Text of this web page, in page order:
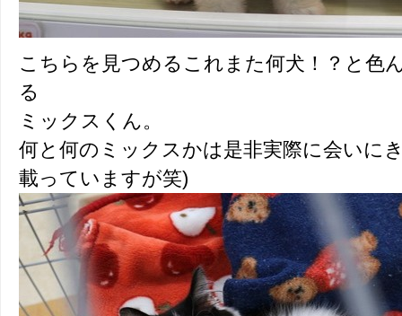
こちらを見つめるこれまた何犬！？と色
る
ミックスくん。
何と何のミックスかは是非実際に会いに
載っていますが笑)